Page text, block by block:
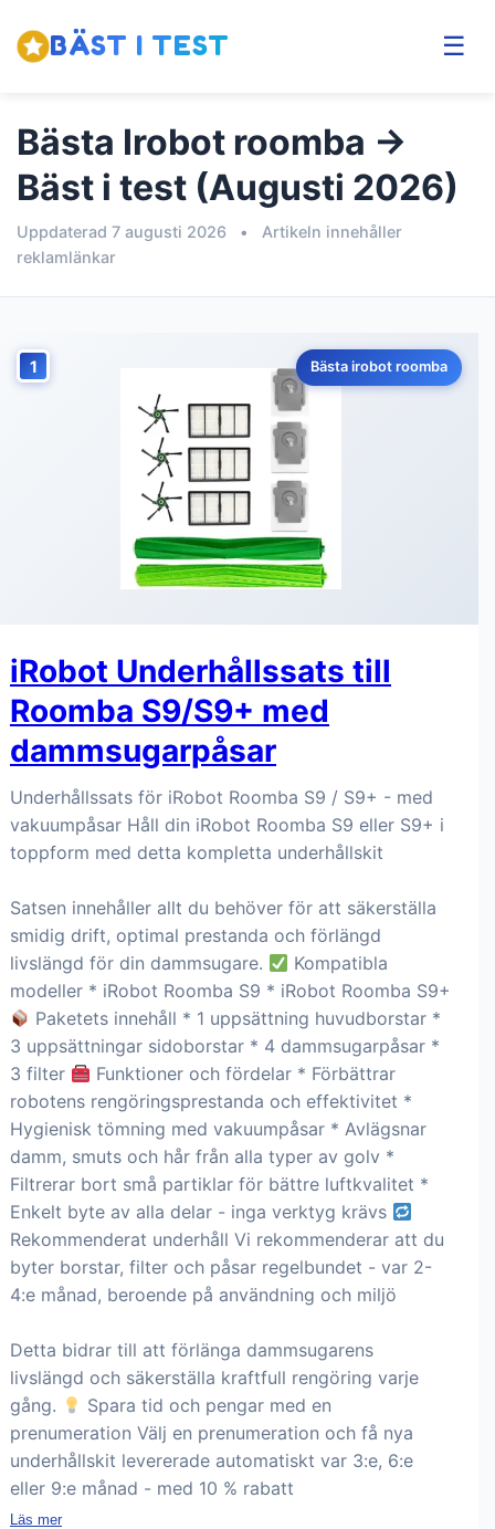
BÄST I TEST ☰
Bästa Irobot roomba →
Bäst i test (Augusti 2026)
Uppdaterad 7 augusti 2026 •
Artikeln innehåller
reklamlänkar
1 Bästa irobot roomba
iRobot Underhållssats till
Roomba S9/S9+ med
dammsugarpåsar
Underhållssats för iRobot Roomba S9 / S9+ - med
vakuumpåsar Håll din iRobot Roomba S9 eller S9+ i
toppform med detta kompletta underhållskit
Satsen innehåller allt du behöver för att säkerställa
smidig drift, optimal prestanda och förlängd
livslängd för din dammsugare.
Kompatibla
modeller * iRobot Roomba S9 * iRobot Roomba S9+
Paketets innehåll * 1 uppsättning huvudborstar *
3 uppsättningar sidoborstar * 4 dammsugarpåsar *
3 filter
Funktioner och fördelar * Förbättrar
robotens rengöringsprestanda och effektivitet *
Hygienisk tömning med vakuumpåsar * Avlägsnar
damm, smuts och hår från alla typer av golv *
Filtrerar bort små partiklar för bättre luftkvalitet *
Enkelt byte av alla delar - inga verktyg krävs
Rekommenderat underhåll Vi rekommenderar att du
byter borstar, filter och påsar regelbundet - var 2-
4:e månad, beroende på användning och miljö
Detta bidrar till att förlänga dammsugarens
livslängd och säkerställa kraftfull rengöring varje
gång.
Spara tid och pengar med en
prenumeration Välj en prenumeration och få nya
underhållskit levererade automatiskt var 3:e, 6:e
eller 9:e månad - med 10 % rabatt
Läs mer